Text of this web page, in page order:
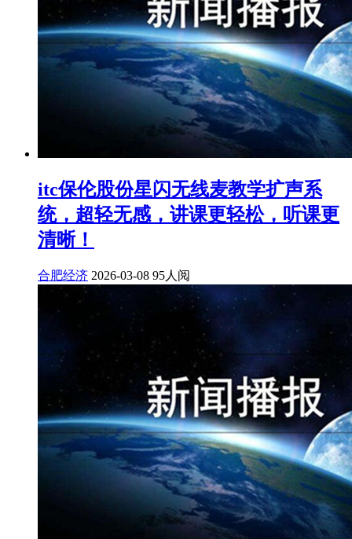
itc保伦股份星闪无线麦教学扩声系
统，超轻无感，讲课更轻松，听课更
清晰！
合肥经济 2026-03-08 95人阅